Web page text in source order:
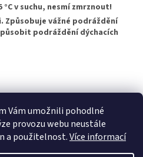
Vám umožnili pohodlné
provozu webu neustále
a použitelnost.Více informací
°C v suchu, nesmí zmrznout!
Způsobuje vážné podráždění
podráždění dýchacích